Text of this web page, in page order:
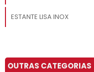
ESTANTE LISA INOX
OUTRAS CATEGORIAS